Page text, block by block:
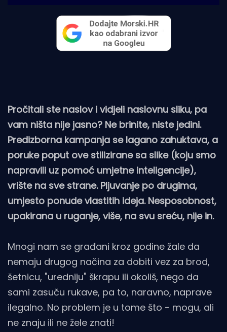
Pročitali ste naslov i vidjeli naslovnu sliku, pa
vam ništa nije jasno? Ne brinite, niste jedini.
Predizborna kampanja se lagano zahuktava, a
poruke poput ove stilizirane sa slike (koju smo
napravili uz pomoć umjetne inteligencije),
vrište na sve strane. Pljuvanje po drugima,
umjesto ponude vlastitih ideja. Nesposobnost,
upakirana u ruganje, više, na svu sreću, nije in.
Mnogi nam se građani kroz godine žale da
nemaju drugog načina za dobiti vez za brod,
šetnicu, "uredniju" škrapu ili okoliš, nego da
sami zasuču rukave, pa to, naravno, naprave
ilegalno. No problem je u tome što - mogu, ali
ne znaju ili ne žele znati!